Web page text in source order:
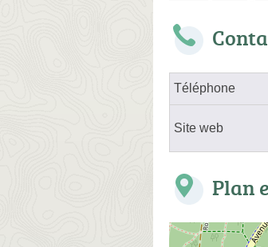
Téléphone
Site web
Plan